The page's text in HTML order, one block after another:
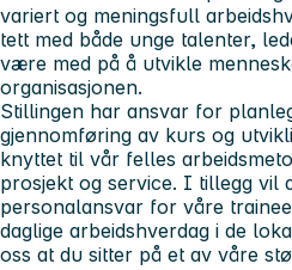
variert og meningsfull
tett med både unge talenter,
være med på å utvikle
organisasjonen.
Stillingen har ansvar for
gjennomføring av kurs og
knyttet til vår felles
prosjekt og service. I tillegg vil
personalansvar for våre
daglige arbeidshverdag i de
oss at du sitter på et av våre